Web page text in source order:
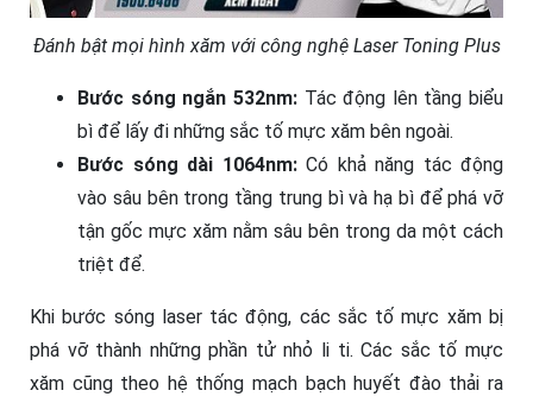
Đánh bật mọi hình xăm với công nghệ Laser Toning Plus
Bước sóng ngắn 532nm:Tác động lên tầng biểu
bì để lấy đi những sắc tố mực xăm bên ngoài.
Bước sóng dài 1064nm:Có khả năng tác động
vào sâu bên trong tầng trung bì và hạ bì để phá vỡ
tận gốc mực xăm nằm sâu bên trong da một cách
triệt để.
Khi bước sóng laser tác động, các sắc tố mực xăm bị
phá vỡ thành những phần tử nhỏ li ti. Các sắc tố mực
xăm cũng theo hệ thống mạch bạch huyết đào thải ra